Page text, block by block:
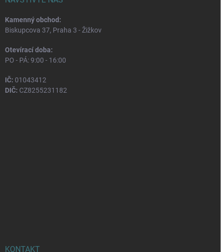
Kamenný obchod:
Biskupcova 37, Praha 3 - Žižkov
Otevírací doba:
PO - PÁ: 9:00 - 16:00
IČ: 01043412
DIČ: CZ8255231182
KONTAKT